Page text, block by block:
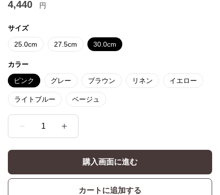
4,440 円
サイズ
25.0cm 27.5cm 30.0cm
カラー
ピンク グレー ブラウン リネン イエロー
ライトブルー ベージュ
1
購入画面に進む
カートに追加する